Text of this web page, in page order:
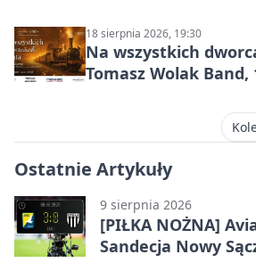
18 sierpnia 2026, 19:30
Na wszystkich
Tomasz Wolak
Ostatnie Artykuły
9 sierpnia 2026
[PIŁKA NOŻNA]
Sandecja Nowy